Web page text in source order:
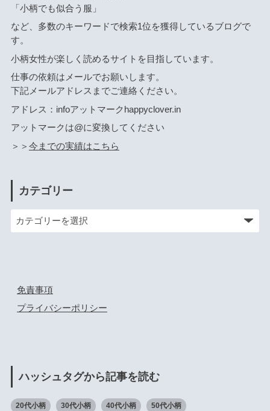
「小柄でも似合う服」
など、多数のキーワードで検索1位を獲得しているブログで
す。
小柄女性が楽しく読めるサイトを目指しています。
仕事の依頼はメールでお願いします。
下記メールアドレスまでご連絡ください。
アドレス：infoアットマークhappyclover.in
アットマークは@に変換してください
＞＞ 今までの実績はこちら
カテゴリー
免責事項
プライバシーポリシー
ハッシュタグから記事を読む
20代小柄 30代小柄 40代小柄 50代小柄